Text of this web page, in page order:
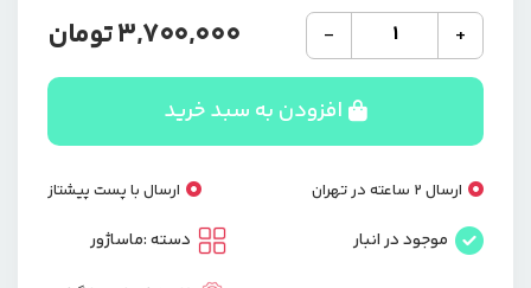
+
ماساژور
حرفه
ای
730
با
قابلیت
گرمایشی
با
چند
-
3,700,000تومان
افزودن به سبد خرید
ارسال 2 ساعته در تهران ارسال با پست پیشتاز
موجود در انبار دسته :ماساژور